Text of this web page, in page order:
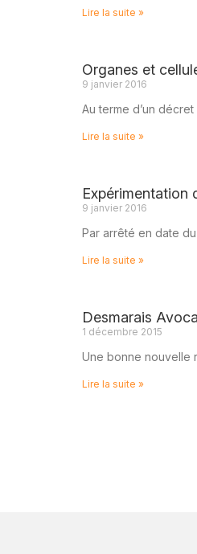
Lire la suite »
Organes et
9 janvier 2016
Au terme d’un
Lire la suite »
Expérimentation
9 janvier 2016
Par arrêté en date
Lire la suite »
Desmarais
1 décembre 2015
Une bonne nouvelle
Lire la suite »